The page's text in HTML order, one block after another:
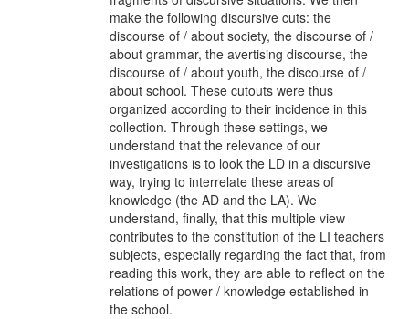
make the following discursive cuts: the
discourse of / about society, the discourse of /
about grammar, the avertising discourse, the
discourse of / about youth, the discourse of /
about school. These cutouts were thus
organized according to their incidence in this
collection. Through these settings, we
understand that the relevance of our
investigations is to look the LD in a discursive
way, trying to interrelate these areas of
knowledge (the AD and the LA). We
understand, finally, that this multiple view
contributes to the constitution of the LI teachers
subjects, especially regarding the fact that, from
reading this work, they are able to reflect on the
relations of power / knowledge established in
the school.